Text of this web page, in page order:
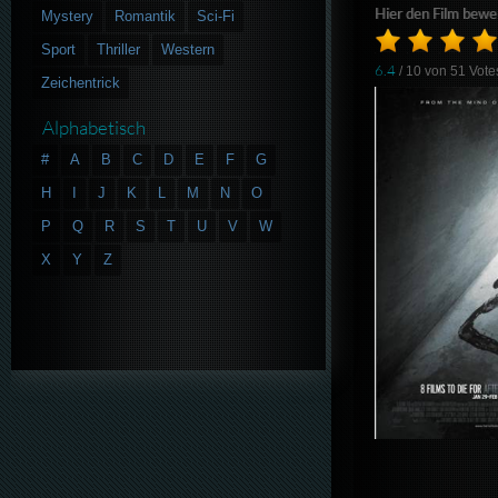
Hier den Film
6.4 / 10 von51
Mystery
Romantik
Sci-Fi
Sport
Thriller
Western
Zeichentrick
Alphabetisch
# A B C D E F
G
H
J K L M N
O
P
Q R S T U V
W
X
Y Z